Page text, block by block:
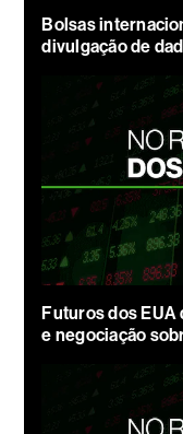
Bolsas
divulgação de
Futuros dos EUA
e negociação